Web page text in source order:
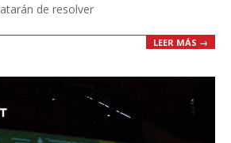
de resolver
LEER MÁS →